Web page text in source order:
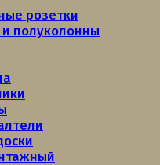
розетки
полуколонны